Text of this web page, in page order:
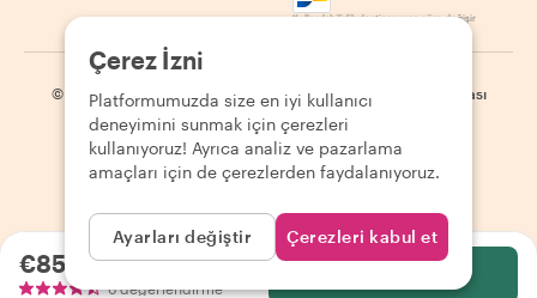
€85.30kişi başı
6 değerlendirme
Kullanılabilirlik destinasyona göre değişir
© 2026 Withlocals.com Gizlilik Politikası | Site haritası
Çerez İzni
Platformumuzda size en iyi kullanıcı
deneyimini sunmak için çerezleri
kullanıyoruz! Ayrıca analiz ve pazarlama
amaçları için de çerezlerden faydalanıyoruz.
Ayarları değiştir Çerezleri kabul et